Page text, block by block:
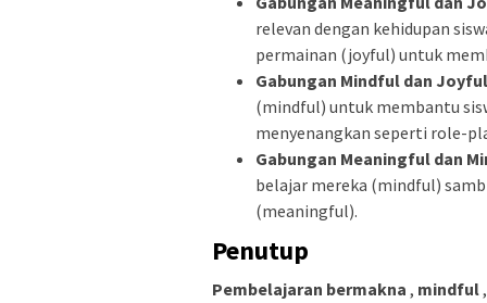
relevan dengan kehidupan
permainan (joyful) untuk
Gabungan Mindful dan
(mindful) untuk membantu
menyenangkan seperti role-
Gabungan Meaningful dan
belajar mereka (mindful)
(meaningful).
Penutup
Pembelajaran bermakna , mindful